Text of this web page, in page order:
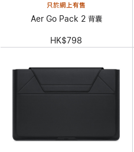
只於網上有售
Aer Go Pack 2 背囊
HK$798